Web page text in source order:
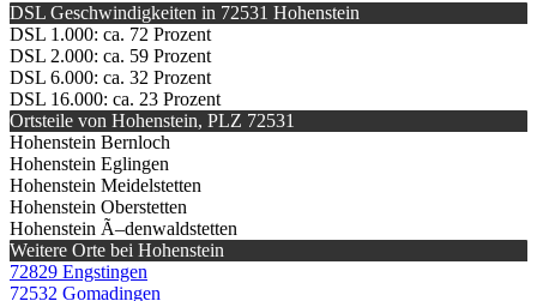
DSL Geschwindigkeiten in 72531 Hohenstein
DSL 1.000: ca. 72 Prozent
DSL 2.000: ca. 59 Prozent
DSL 6.000: ca. 32 Prozent
DSL 16.000: ca. 23 Prozent
Ortsteile von Hohenstein, PLZ 72531
Hohenstein Bernloch
Hohenstein Eglingen
Hohenstein Meidelstetten
Hohenstein Oberstetten
Hohenstein Ã–denwaldstetten
Weitere Orte bei Hohenstein
72829 Engstingen
72532 Gomadingen